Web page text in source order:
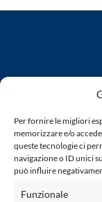
Per fornire le migliori
memorizzare e/o
queste tecnologie ci
navigazione o ID unici
può influire
Funzionale
Questo blog
quanto viene
legge n° 62 del